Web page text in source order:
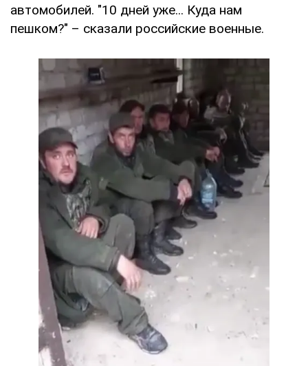
автомобилей. "10 дней уже... Куда нам
пешком?" – сказали российские военные.